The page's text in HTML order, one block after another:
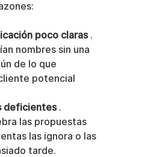
poco claras .
nombres sin una
de lo que
potencial
deficientes .
las propuestas
las ignora o las
tarde.